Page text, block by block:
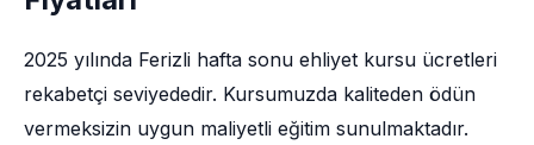
2025 yılında Ferizli hafta sonu ehliyet kursu ücretleri
rekabetçi seviyededir. Kursumuzda kaliteden ödün
vermeksizin uygun maliyetli eğitim sunulmaktadır.